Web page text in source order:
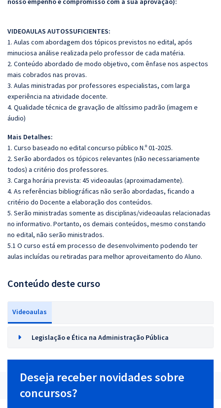
VIDEOAULAS AUTOSSUFICIENTES:
1. Aulas com abordagem dos tópicos previstos no edital, após
minuciosa análise realizada pelo professor de cada matéria.
2. Conteúdo abordado de modo objetivo, com ênfase nos aspectos
mais cobrados nas provas.
3. Aulas ministradas por professores especialistas, com larga
experiência na atividade docente.
4. Qualidade técnica de gravação de altíssimo padrão (imagem e
áudio)
Mais Detalhes:
1. Curso baseado no edital concurso público N.º 01-2025.
2. Serão abordados os tópicos relevantes (não necessariamente
todos) a critério dos professores.
3. Carga horária prevista: 45 videoaulas (aproximadamente).
4. As referências bibliográficas não serão abordadas, ficando a
critério do Docente a elaboração dos conteúdos.
5. Serão ministradas somente as disciplinas/videoaulas relacionadas
no informativo. Portanto, os demais conteúdos, mesmo constando
no edital, não serão ministrados.
5.1 O curso está em processo de desenvolvimento podendo ter
aulas incluídas ou retiradas para melhor aproveitamento do Aluno.
Conteúdo deste curso
Videoaulas
Legislação e Ética na Administração Pública
Deseja receber novidades sobre
concursos?